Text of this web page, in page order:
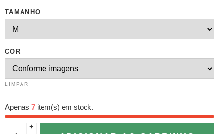
TAMANHO
COR
LIMPAR
Apenas 7 item(s) em stock.
+